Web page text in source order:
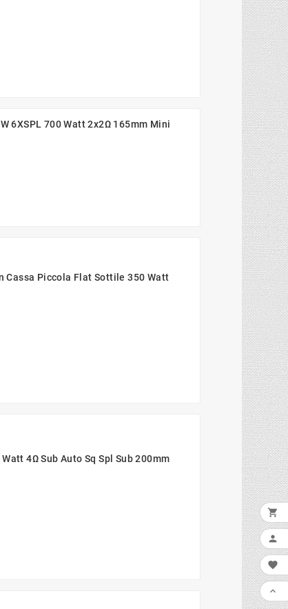
6XSPL 700 Watt 2x2Ω 165mm Mini
Cassa Piccola Flat Sottile 350 Watt
Watt 4Ω Sub Auto Sq Spl Sub 200mm



